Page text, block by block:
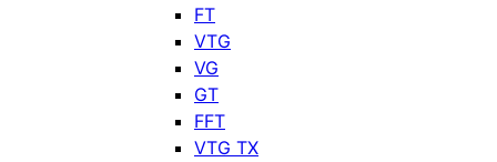
FT
VTG
VG
GT
FFT
VTG TX